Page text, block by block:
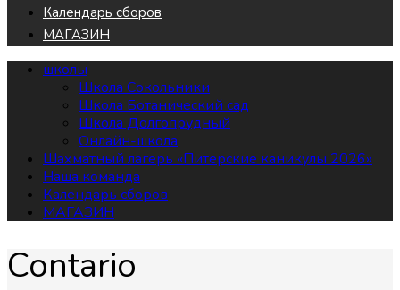
Календарь сборов
МАГАЗИН
школы
Школа Сокольники
Школа Ботанический сад
Школа Долгопрудный
Онлайн-школа
Шахматный лагерь «Питерские каникулы 2026»
Наша команда
Календарь сборов
МАГАЗИН
Contario